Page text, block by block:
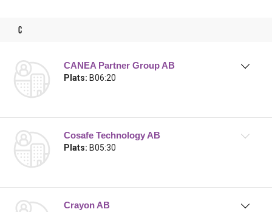
c
CANEA Partner Group AB
Plats: B06:20
Cosafe Technology AB
Plats: B05:30
Crayon AB